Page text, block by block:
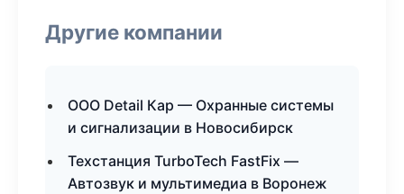
Другие компании
ООО Detail Кар — Охранные системы
и сигнализации в Новосибирск
Техстанция TurboTech FastFix —
Автозвук и мультимедиа в Воронеж